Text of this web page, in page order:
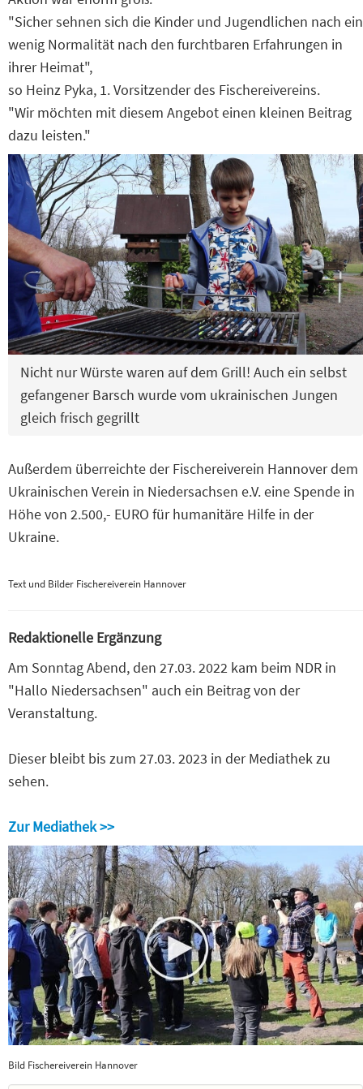
"Sicher sehnen sich die Kinder und Jugendlichen nach ein
wenig Normalität nach den furchtbaren Erfahrungen in
ihrer Heimat",
so Heinz Pyka, 1. Vorsitzender des Fischereivereins.
"Wir möchten mit diesem Angebot einen kleinen Beitrag
dazu leisten."
Nicht nur Würste waren auf dem Grill! Auch ein selbst
gefangener Barsch wurde vom ukrainischen Jungen
gleich frisch gegrillt
Außerdem überreichte der Fischereiverein Hannover dem
Ukrainischen Verein in Niedersachsen e.V. eine Spende in
Höhe von 2.500,- EURO für humanitäre Hilfe in der
Ukraine.
Text und Bilder Fischereiverein Hannover
Redaktionelle Ergänzung
Am Sonntag Abend, den 27.03. 2022 kam beim NDR in
"Hallo Niedersachsen" auch ein Beitrag von der
Veranstaltung.
Dieser bleibt bis zum 27.03. 2023 in der Mediathek zu
sehen.
Zur Mediathek >>
Bild Fischereiverein Hannover